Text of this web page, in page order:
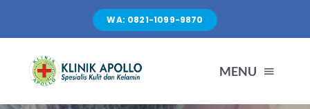
content
WA: 0821-1099-9870
MENU